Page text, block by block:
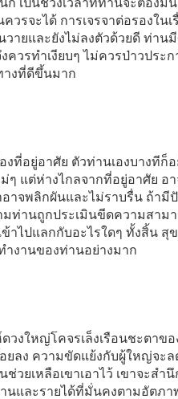
วรจะได้ การเจรจาต่อรองใ
ายและยังไม่ลงตัวด้วยดี ท่าน
วรทำเงียบๆ ไม่ควรป่าวประก
างที่ดีขึ้นมาก
ที่อยู่อาศัย ตัวท่านเองบางทีก็
แต่ห่างไกลจากที่อยู่อาศัย อ
าจพลิกผันและไม่ราบรื่น ถ้า
มท่านถูกประเมินขีดความสา
าไปแลกกับอะไรใดๆ ทั้งสิ้น สุ
ำงานของท่านอย่างมาก
งใหญ่โคจรเล็งเรือนชะตาข
ลง ความขัดแย้งกับผู้ใหญ่จะ
ยเหลือเขาเอาไว้ เขาจะสำ
และรายได้ที่มั่นคงตามอัตภา